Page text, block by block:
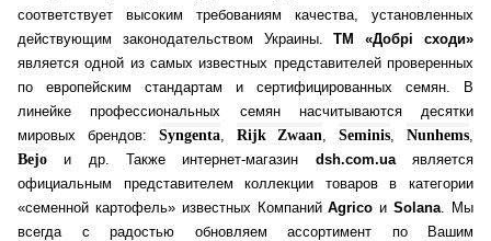
соответствует высоким требованиям качества, установленных
действующим законодательством Украины.ТМ «Добрі сходи»
является одной из самых известных представителей проверенных
по европейским стандартам и сертифицированных семян. В
линейке профессиональных семян насчитываются десятки
мировых брендов: Syngenta, Rijk Zwaan ,Seminis ,Nunhems
Bejo и др. Также интернет-магазин dsh.com.uaявляется
официальным представителем коллекции товаров в категории
«семенной картофель» известных КомпанийAgrico иSolana . Мы
всегда с радостью обновляем ассортимент по Вашим